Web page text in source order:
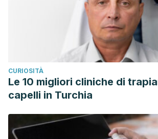
CURIOSITÀ
Le 10 migliori cliniche di
capelli in Turchia